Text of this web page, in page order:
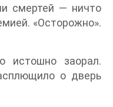
смертей — ничто
«Осторожно».
истошно заорал.
о дверь